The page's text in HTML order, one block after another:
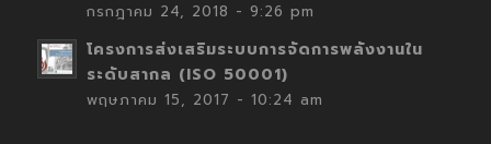
กรกฎาคม 24, 2018 - 9:26 pm
โครงการส่งเสริมระบบการจัดการพลังงานใน
ระดับสากล (ISO 50001)
พฤษภาคม 15, 2017 - 10:24 am